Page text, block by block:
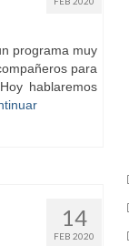
programa muy
para
hablaremos
14
FEB 2020